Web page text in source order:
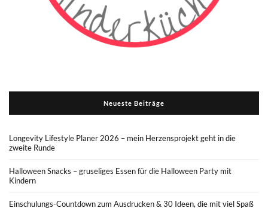
Neueste Beiträge
Longevity Lifestyle Planer 2026 – mein Herzensprojekt geht in die
zweite Runde
Halloween Snacks – gruseliges Essen für die Halloween Party mit
Kindern
Einschulungs-Countdown zum Ausdrucken & 30 Ideen, die mit viel Spaß